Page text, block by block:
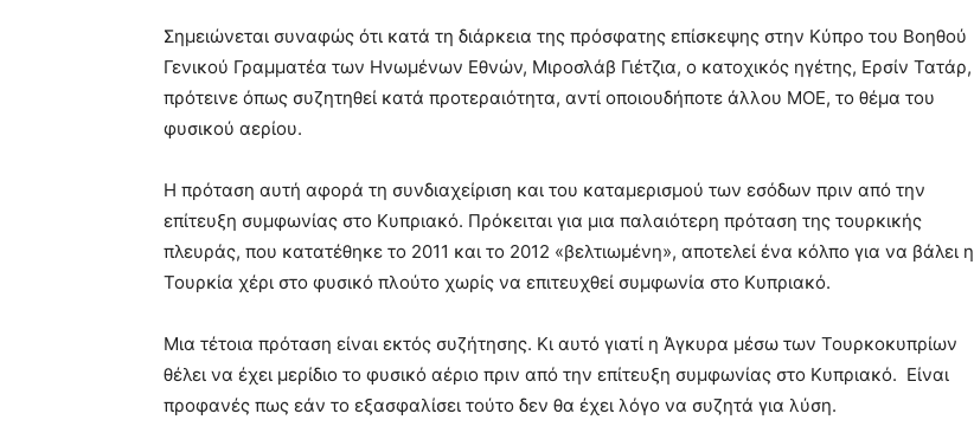
Σημειώνεται συναφώς ότι κατά τη διάρκεια της πρόσφατης επίσκεψης στην Κύπρο του Βοηθού
Γενικού Γραμματέα των Ηνωμένων Εθνών, Μιροσλάβ Γιέτζια, ο κατοχικός ηγέτης, Ερσίν Τατάρ,
πρότεινε όπως συζητηθεί κατά προτεραιότητα, αντί οποιουδήποτε άλλου ΜΟΕ, το θέμα του
φυσικού αερίου.
Η πρόταση αυτή αφορά τη συνδιαχείριση και του καταμερισμού των εσόδων πριν από την
επίτευξη συμφωνίας στο Κυπριακό. Πρόκειται για μια παλαιότερη πρόταση της τουρκικής
πλευράς, που κατατέθηκε το 2011 και το 2012 «βελτιωμένη», αποτελεί ένα κόλπο για να βάλει η
Τουρκία χέρι στο φυσικό πλούτο χωρίς να επιτευχθεί συμφωνία στο Κυπριακό.
Μια τέτοια πρόταση είναι εκτός συζήτησης. Κι αυτό γιατί η Άγκυρα μέσω των Τουρκοκυπρίων
θέλει να έχει μερίδιο το φυσικό αέριο πριν από την επίτευξη συμφωνίας στο Κυπριακό. Είναι
προφανές πως εάν το εξασφαλίσει τούτο δεν θα έχει λόγο να συζητά για λύση.